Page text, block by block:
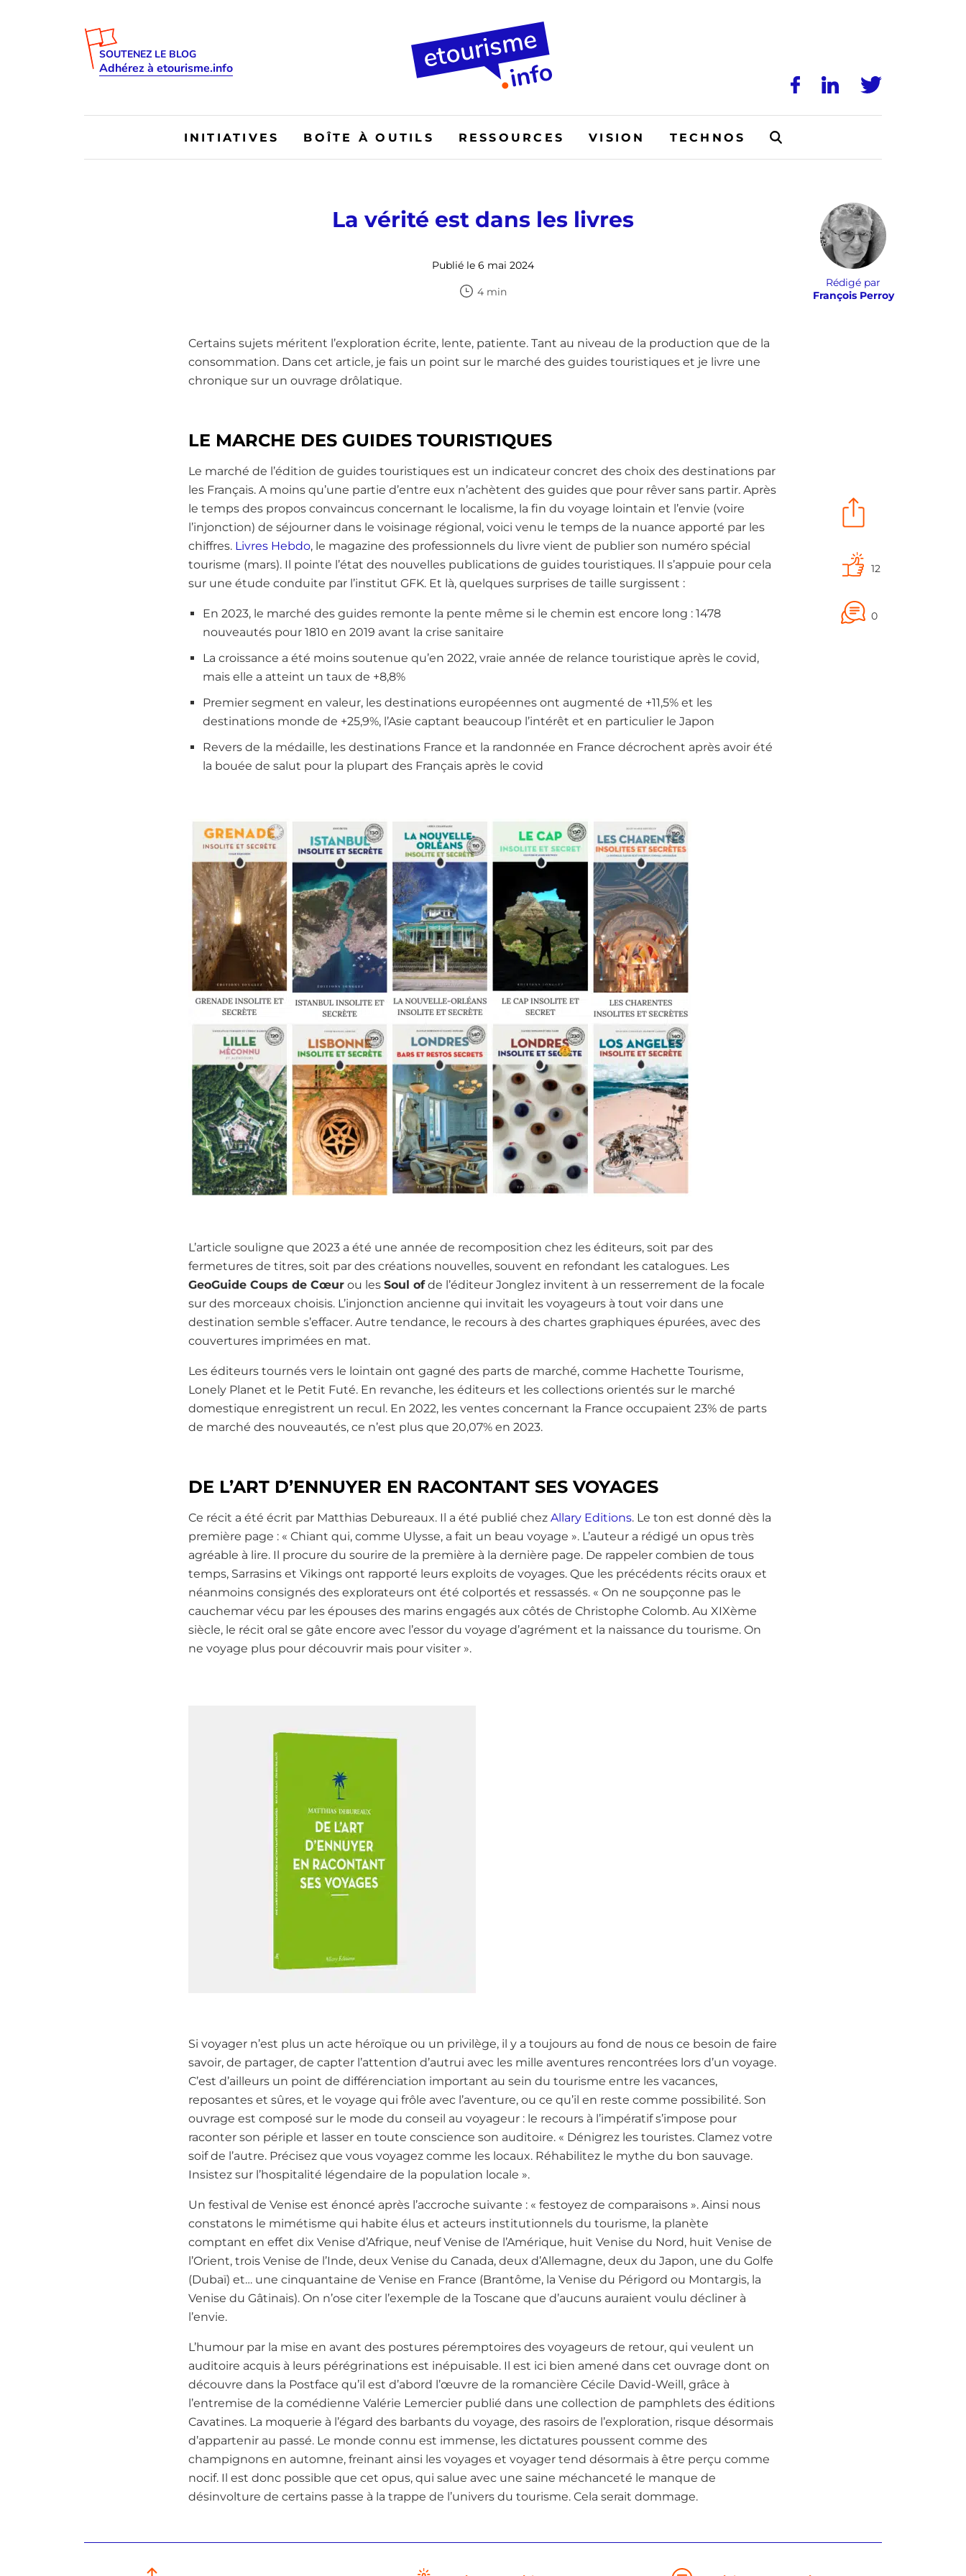
SOUTENEZ LE BLOG
Adhérez à etourisme.info
INITIATIVES BOÎTE À OUTILS RESSOURCES VISION TECHNOS
La vérité est dans les livres
Publié le 6 mai 2024
4 min
Rédigé par
François Perroy
12
0
Certains sujets méritent l’exploration écrite, lente, patiente. Tant au niveau de la production que de la
consommation. Dans cet article, je fais un point sur le marché des guides touristiques et je livre une
chronique sur un ouvrage drôlatique.
LE MARCHE DES GUIDES TOURISTIQUES
Le marché de l’édition de guides touristiques est un indicateur concret des choix des destinations par
les Français. A moins qu’une partie d’entre eux n’achètent des guides que pour rêver sans partir. Après
le temps des propos convaincus concernant le localisme, la fin du voyage lointain et l’envie (voire
l’injonction) de séjourner dans le voisinage régional, voici venu le temps de la nuance apporté par les
chiffres. Livres Hebdo, le magazine des professionnels du livre vient de publier son numéro spécial
tourisme (mars). Il pointe l’état des nouvelles publications de guides touristiques. Il s’appuie pour cela
sur une étude conduite par l’institut GFK. Et là, quelques surprises de taille surgissent :
En 2023, le marché des guides remonte la pente même si le chemin est encore long : 1478
nouveautés pour 1810 en 2019 avant la crise sanitaire
La croissance a été moins soutenue qu’en 2022, vraie année de relance touristique après le covid,
mais elle a atteint un taux de +8,8%
Premier segment en valeur, les destinations européennes ont augmenté de +11,5% et les
destinations monde de +25,9%, l’Asie captant beaucoup l’intérêt et en particulier le Japon
Revers de la médaille, les destinations France et la randonnée en France décrochent après avoir été
la bouée de salut pour la plupart des Français après le covid
L’article souligne que 2023 a été une année de recomposition chez les éditeurs, soit par des
fermetures de titres, soit par des créations nouvelles, souvent en refondant les catalogues. Les
GeoGuide Coups de Cœur ou les Soul ofde l’éditeur Jonglez invitent à un resserrement de la focale
sur des morceaux choisis. L’injonction ancienne qui invitait les voyageurs à tout voir dans une
destination semble s’effacer. Autre tendance, le recours à des chartes graphiques épurées, avec des
couvertures imprimées en mat.
Les éditeurs tournés vers le lointain ont gagné des parts de marché, comme Hachette Tourisme,
Lonely Planet et le Petit Futé. En revanche, les éditeurs et les collections orientés sur le marché
domestique enregistrent un recul. En 2022, les ventes concernant la France occupaient 23% de parts
de marché des nouveautés, ce n’est plus que 20,07% en 2023.
DE L’ART D’ENNUYER EN RACONTANT SES VOYAGES
Ce récit a été écrit par Matthias Debureaux. Il a été publié chez Allary Editions. Le ton est donné dès la
première page : « Chiant qui, comme Ulysse, a fait un beau voyage ». L’auteur a rédigé un opus très
agréable à lire. Il procure du sourire de la première à la dernière page. De rappeler combien de tous
temps, Sarrasins et Vikings ont rapporté leurs exploits de voyages. Que les précédents récits oraux et
néanmoins consignés des explorateurs ont été colportés et ressassés. « On ne soupçonne pas le
cauchemar vécu par les épouses des marins engagés aux côtés de Christophe Colomb. Au XIXème
siècle, le récit oral se gâte encore avec l’essor du voyage d’agrément et la naissance du tourisme. On
ne voyage plus pour découvrir mais pour visiter ».
Si voyager n’est plus un acte héroïque ou un privilège, il y a toujours au fond de nous ce besoin de faire
savoir, de partager, de capter l’attention d’autrui avec les mille aventures rencontrées lors d’un voyage.
C’est d’ailleurs un point de différenciation important au sein du tourisme entre les vacances,
reposantes et sûres, et le voyage qui frôle avec l’aventure, ou ce qu’il en reste comme possibilité. Son
ouvrage est composé sur le mode du conseil au voyageur : le recours à l’impératif s’impose pour
raconter son périple et lasser en toute conscience son auditoire. « Dénigrez les touristes. Clamez votre
soif de l’autre. Précisez que vous voyagez comme les locaux. Réhabilitez le mythe du bon sauvage.
Insistez sur l’hospitalité légendaire de la population locale ».
Un festival de Venise est énoncé après l’accroche suivante : « festoyez de comparaisons ». Ainsi nous
constatons le mimétisme qui habite élus et acteurs institutionnels du tourisme, la planète
comptant en effet dix Venise d’Afrique, neuf Venise de l’Amérique, huit Venise du Nord, huit Venise de
l’Orient, trois Venise de l’Inde, deux Venise du Canada, deux d’Allemagne, deux du Japon, une du Golfe
(Dubaï) et… une cinquantaine de Venise en France (Brantôme, la Venise du Périgord ou Montargis, la
Venise du Gâtinais). On n’ose citer l’exemple de la Toscane que d’aucuns auraient voulu décliner à
l’envie.
L’humour par la mise en avant des postures péremptoires des voyageurs de retour, qui veulent un
auditoire acquis à leurs pérégrinations est inépuisable. Il est ici bien amené dans cet ouvrage dont on
découvre dans la Postface qu’il est d’abord l’œuvre de la romancière Cécile David-Weill, grâce à
l’entremise de la comédienne Valérie Lemercier publié dans une collection de pamphlets des éditions
Cavatines. La moquerie à l’égard des barbants du voyage, des rasoirs de l’exploration, risque désormais
d’appartenir au passé. Le monde connu est immense, les dictatures poussent comme des
champignons en automne, freinant ainsi les voyages et voyager tend désormais à être perçu comme
nocif. Il est donc possible que cet opus, qui salue avec une saine méchanceté le manque de
désinvolture de certains passe à la trappe de l’univers du tourisme. Cela serait dommage.